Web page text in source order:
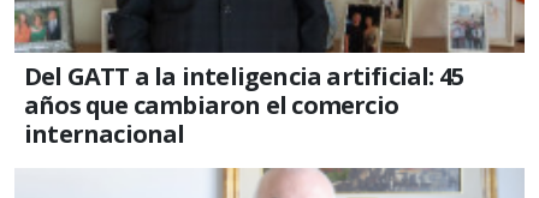
Del GATT a la inteligencia artificial: 45
años que cambiaron el comercio
internacional